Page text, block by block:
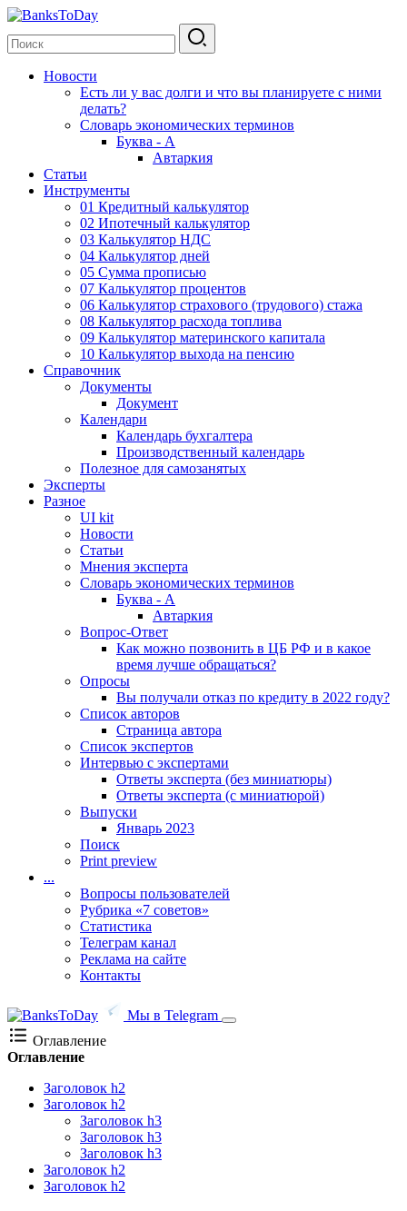
Новости
Есть ли у вас долги и что вы планируете с ними
делать?
Словарь экономических терминов
Буква - А
Автаркия
Статьи
Инструменты
01 Кредитный калькулятор
02 Ипотечный калькулятор
03 Калькулятор НДС
04 Калькулятор дней
05 Сумма прописью
07 Калькулятор процентов
06 Калькулятор страхового (трудового) стажа
08 Калькулятор расхода топлива
09 Калькулятор материнского капитала
10 Калькулятор выхода на пенсию
Справочник
Документы
Документ
Календари
Календарь бухгалтера
Производственный календарь
Полезное для самозанятых
Эксперты
Разное
UI kit
Новости
Статьи
Мнения эксперта
Словарь экономических терминов
Буква - А
Автаркия
Вопрос-Ответ
Как можно позвонить в ЦБ РФ и в какое
время лучше обращаться?
Опросы
Вы получали отказ по кредиту в 2022 году?
Список авторов
Страница автора
Список экспертов
Интервью с экспертами
Ответы эксперта (без миниатюры)
Ответы эксперта (с миниатюрой)
Выпуски
Январь 2023
Поиск
Print preview
...
Вопросы пользователей
Рубрика «7 советов»
Статистика
Телеграм канал
Реклама на сайте
Контакты
Мы в Telegram
Оглавление
Оглавление
Заголовок h2
Заголовок h2
Заголовок h3
Заголовок h3
Заголовок h3
Заголовок h2
Заголовок h2